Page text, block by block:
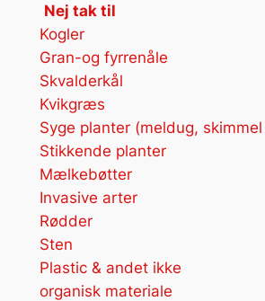
Nej tak til
Kogler
Gran-og fyrrenåle
Skvalderkål
Kvikgræs
Syge planter (meldug,
Stikkende planter
Mælkebøtter
Invasive arter
Rødder
Sten
Plastic & andet ikke
organisk materiale